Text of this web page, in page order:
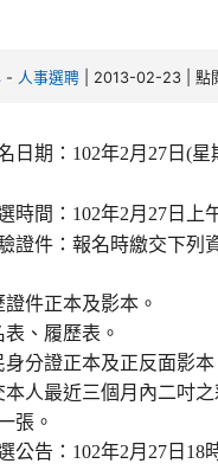
- 人事選聘 | 2013-02-23 | 點
日期： 102年2月 27 日 (星
時間： 102年2月 27 日上
證件：報名時繳交下列
證件正本及影本。
表、履歷表。
身分證正本及正反面影本
本人最近三個月內二吋
張。
公告： 102年2月 27 日 18